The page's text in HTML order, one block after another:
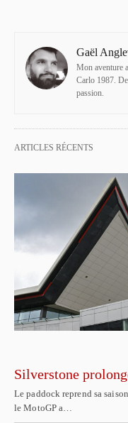
Gaël
Mon aventure
Carlo 1987.
passion.
ARTICLES RÉCENTS
Silverstone
Le paddock reprend sa
le MotoGP a…